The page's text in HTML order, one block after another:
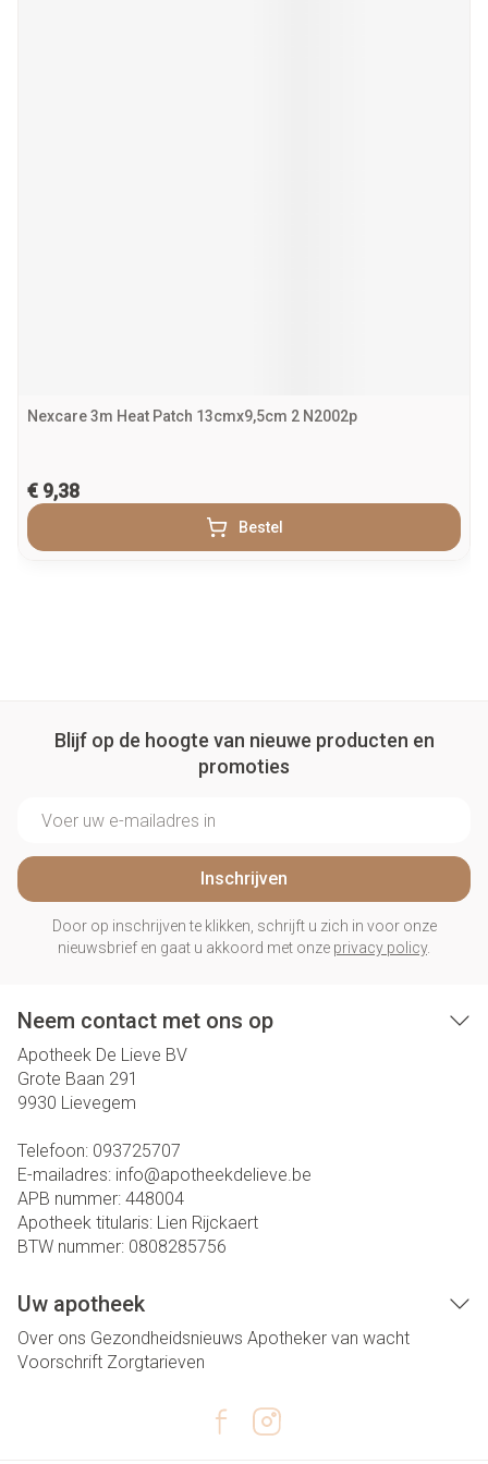
Nexcare 3m Heat Patch 13cmx9,5cm 2 N2002p
€ 9,38
Bestel
Blijf op de hoogte van nieuwe producten en
promoties
Inschrijven
Door op inschrijven te klikken, schrijft u zich in voor onze
nieuwsbrief en gaat u akkoord met onze privacy policy.
Neem contact met ons op
Apotheek De Lieve BV
Grote Baan 291
9930 Lievegem
Telefoon: 093725707
E-mailadres: info@apotheekdelieve.be
APB nummer: 448004
Apotheek titularis: Lien Rijckaert
BTW nummer: 0808285756
Uw apotheek
Over ons Gezondheidsnieuws Apotheker van wacht
Voorschrift Zorgtarieven